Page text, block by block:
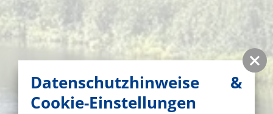
Datenschutzhinweise &
Cookie-Einstellungen